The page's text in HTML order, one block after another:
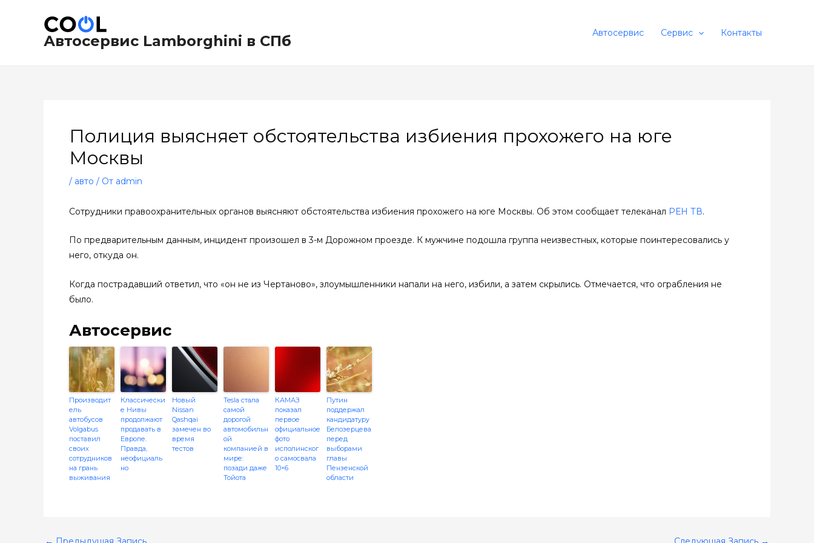
содержимомуАвтосервис Lamborghini в СПб Автосервис Сервис Контакты
Полиция выясняет обстоятельства избиения прохожего на юге
Москвы
/ авто / От admin
Сотрудники правоохранительных органов выясняют обстоятельства избиения прохожего на юге Москвы. Об этом сообщает телеканал РЕН ТВ.
По предварительным данным, инцидент произошел в 3-м Дорожном проезде. К мужчине подошла группа неизвестных, которые поинтересовались у
него, откуда он.
Когда пострадавший ответил, что «он не из Чертаново», злоумышленники напали на него, избили, а затем скрылись. Отмечается, что ограбления не
было.
Автосервис
Производит
ель
автобусов
Volgabus
поставил
своих
сотрудников
на грань
выживания
Классически
е Нивы
продолжают
продавать в
Европе.
Правда,
неофициаль
но
Новый
Nissan
Qashqai
замечен во
время
тестов
Tesla стала
самой
дорогой
автомобильн
ой
компанией в
мире:
позади даже
Тойота
КАМАЗ
показал
первое
официальное
фото
исполинског
о самосвала
10×6
Путин
поддержал
кандидатуру
Белозерцева
перед
выборами
главы
Пензенской
области
по
записям